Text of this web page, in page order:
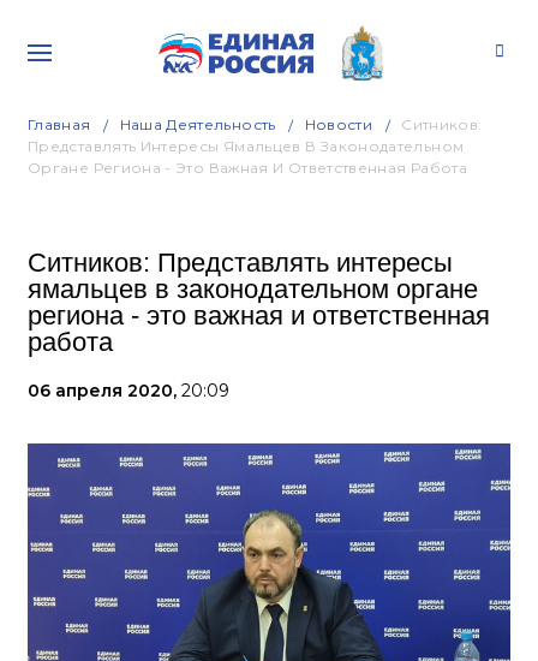
Главная Наша Деятельность Новости
Ситников:
Представлять Интересы Ямальцев В Законодательном
Органе Региона - Это Важная И Ответственная Работа
Ситников: Представлять интересы
ямальцев в законодательном органе
региона - это важная и ответственная
работа
06 апреля 2020, 20:09